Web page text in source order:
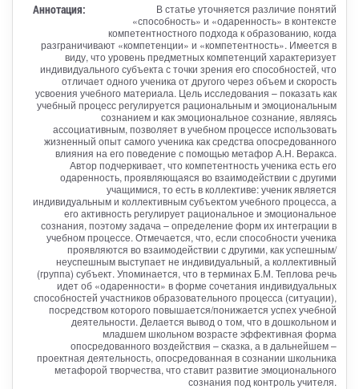
Аннотация:
В статье уточняется различие понятий
«способность» и «одаренность» в контексте
компетентностного подхода к образованию, когда
разграничивают «компетенции» и «компетентность». Имеется в
виду, что уровень предметных компетенций характеризует
индивидуального субъекта с точки зрения его способностей, что
отличает одного ученика от другого через объем и скорость
усвоения учебного материала. Цель исследования – показать как
учебный процесс регулируется рациональным и эмоциональным
сознанием и как эмоциональное сознание, являясь
ассоциативным, позволяет в учебном процессе использовать
жизненный опыт самого ученика как средства опосредованного
влияния на его поведение с помощью метафор А.Н. Веракса.
Автор подчеркивает, что компетентность ученика есть его
одаренность, проявляющаяся во взаимодействии с другими
учащимися, то есть в коллективе: ученик является
индивидуальным и коллективным субъектом учебного процесса, а
его активность регулирует рациональное и эмоциональное
сознания, поэтому задача – определение форм их интеграции в
учебном процессе. Отмечается, что, если способности ученика
проявляются во взаимодействии с другими, как успешным/
неуспешным выступает не индивидуальный, а коллективный
(группа) субъект. Упоминается, что в терминах Б.М. Теплова речь
идет об «одаренности» в форме сочетания индивидуальных
способностей участников образовательного процесса (ситуации),
посредством которого повышается/понижается успех учебной
деятельности. Делается вывод о том, что в дошкольном и
младшем школьном возрасте эффективная форма
опосредованного воздействия – сказка, а в дальнейшем –
проектная деятельность, опосредованная в сознании школьника
метафорой творчества, что ставит развитие эмоционального
сознания под контроль учителя.